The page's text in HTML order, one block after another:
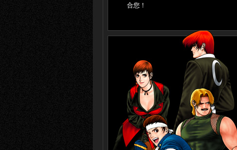
合您！